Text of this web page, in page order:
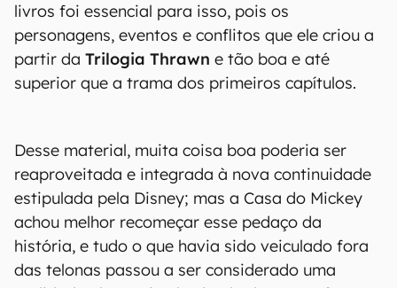
livros foi essencial para isso, pois os
personagens, eventos e conflitos que ele criou a
partir da Trilogia Thrawn e tão boa e até
superior que a trama dos primeiros capítulos.
Desse material, muita coisa boa poderia ser
reaproveitada e integrada à nova continuidade
estipulada pela Disney; mas a Casa do Mickey
achou melhor recomeçar esse pedaço da
história, e tudo o que havia sido veiculado fora
das telonas passou a ser considerado uma